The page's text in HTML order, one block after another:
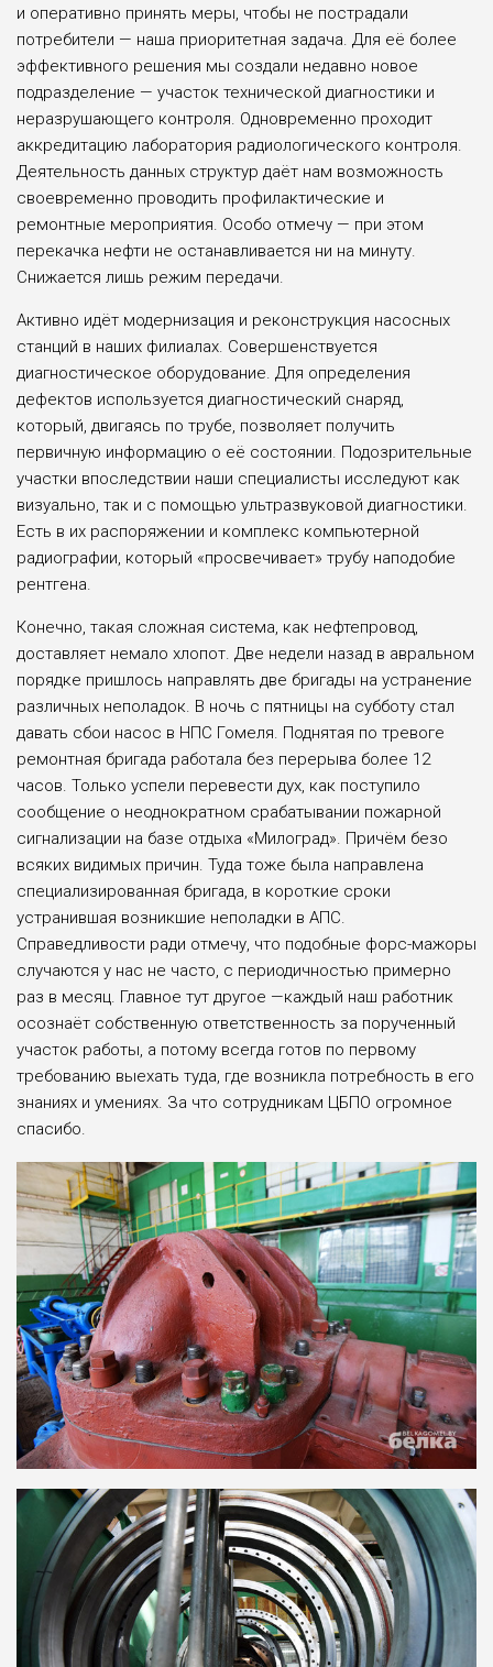
и опе­ративно принять меры, чтобы не пострадали
потребители — наша приоритетная задача. Для её более
эффективного решения мы создали недавно новое
подраз­деление — участок технической диагностики и
неразрушающего контроля. Одновременно прохо­дит
аккредитацию лаборатория радиологического контроля.
Дея­тельность данных структур даёт нам возможность
своевременно проводить профилактические и
ремонтные мероприятия. Особо отмечу — при этом
перекачка нефти не останавливается ни на минуту.
Снижается лишь режим передачи.
Активно идёт модернизация и реконструкция насосных
стан­ций в наших филиалах. Совер­шенствуется
диагностическое оборудование. Для определения
дефектов используется диагно­стический снаряд,
который, дви­гаясь по трубе, позволяет полу­чить
первичную информацию о её состоянии. Подозрительные
участки впоследствии наши спе­циалисты исследуют как
визу­ально, так и с помощью ультра­звуковой диагностики.
Есть в их распоряжении и комплекс компьютерной
радиографии, кото­рый «просвечивает» трубу напо­добие
рентгена.
Конечно, такая сложная система, как нефтепровод,
достав­ляет немало хлопот. Две недели назад в авральном
порядке при­шлось направлять две бригады на устранение
различных непо­ладок. В ночь с пятницы на суб­боту стал
давать сбои насос в НПС Гомеля. Поднятая по тре­воге
ремонтная бригада рабо­тала без перерыва более 12
часов. Только успели переве­сти дух, как поступило
сообще­ние о неоднократном срабатыва­нии пожарной
сигнализации на базе отдыха «Милоград». При­чём безо
всяких видимых при­чин. Туда тоже была направлена
специализированная бригада, в короткие сроки
устранившая возникшие неполадки в АПС.
Справедливости ради отмечу, что подобные форс-мажоры
случа­ются у нас не часто, с периодич­ностью примерно
раз в месяц. Главное тут другое —каждый наш работник
осознаёт соб­ственную ответственность за порученный
участок работы, а потому всегда готов по пер­вому
требованию выехать туда, где возникла потребность в его
знаниях и умениях. За что сотрудникам ЦБПО огромное
спасибо.